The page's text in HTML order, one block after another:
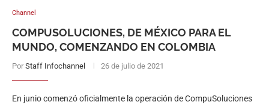
Channel
COMPUSOLUCIONES, DE MÉXICO PARA EL
MUNDO, COMENZANDO EN COLOMBIA
Por Staff Infochannel 26 de julio de 2021
En junio comenzó oficialmente la operación de CompuSoluciones